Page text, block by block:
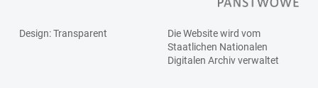
Design: Transparent
Die Website wird vom
Staatlichen Nationalen
Digitalen Archivverwaltet